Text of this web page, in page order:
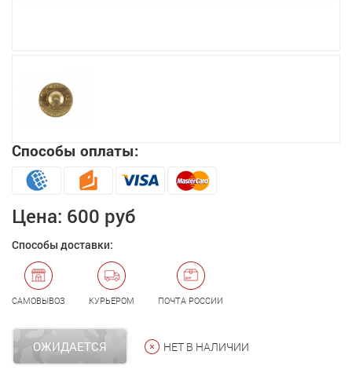
Способы оплаты:
Цена: 600 руб
Способы доставки:
САМОВЫВОЗ КУРЬЕРОМ ПОЧТА РОССИИ
ОЖИДАЕТСЯ НЕТ В НАЛИЧИИ